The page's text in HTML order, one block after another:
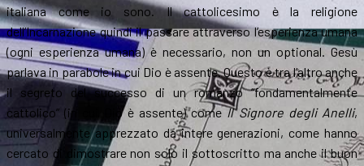
italiana come io sono. Il cattolicesimo è la religione
dell’Incarnazione quindi il passare attraverso l’esperienza umana
(ogni esperienza umana) è necessario, non un optional. Gesù
parlava in parabole in cui Dio è assente. Questo è tra l’altro anche
il segreto del successo di un romanzo “fondamentalmente
cattolico” (in cui Dio è assente) comeIl Signore degli Anelli,
universalmente apprezzato da intere generazioni, come hanno
cercato di dimostrare non solo il sottoscritto ma anche il buon